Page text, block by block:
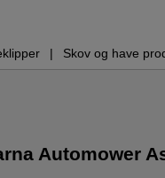
Skov og have
Automower